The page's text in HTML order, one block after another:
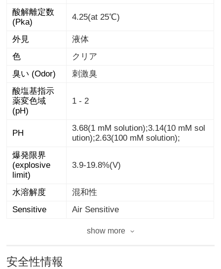
酸解離定数
(Pka)
4.25(at 25℃)
外見
液体
色
クリア
臭い (Odor)
刺激臭
酸塩基指示
薬変色域
(pH)
1 - 2
PH
3.68(1 mM solution);3.14(10 mM sol
ution);2.63(100 mM solution);
爆発限界
(explosive
limit)
3.9-19.8%(V)
水溶解度
混和性
Sensitive
Air Sensitive
show more
安全性情報